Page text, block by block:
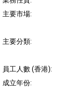
主要市場:
主要分類:
員工人數 (香港):
成立年份: